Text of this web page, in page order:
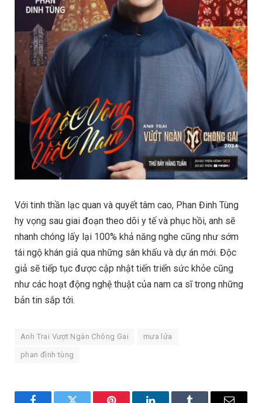
Với tinh thần lạc quan và quyết tâm cao, Phan Đinh Tùng
hy vọng sau giai đoạn theo dõi y tế và phục hồi, anh sẽ
nhanh chóng lấy lại 100% khả năng nghe cũng như sớm
tái ngộ khán giả qua những sân khấu và dự án mới. Độc
giả sẽ tiếp tục được cập nhật tiến triển sức khỏe cũng
như các hoạt động nghệ thuật của nam ca sĩ trong những
bản tin sắp tới.
Anh Trai Vượt Ngàn Chông Gai mưa lửa
phan đình tùng